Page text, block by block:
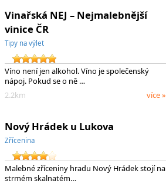
Vinařská NEJ – Nejmalebnější
vinice ČR
Tipy na výlet
Víno není jen alkohol. Víno je společenský
nápoj. Pokud se o ně …
2.2km
více »
Nový Hrádek u Lukova
Zřícenina
Malebné zříceniny hradu Nový Hrádek stojí na
strmém skalnatém…